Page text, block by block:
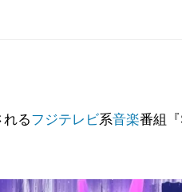
るフジテレビ系音楽番組